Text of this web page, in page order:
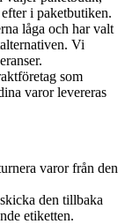
i paketbutiken.
låga och har valt
Vi
som
varor levereras
varor från den
den tillbaka
etiketten.